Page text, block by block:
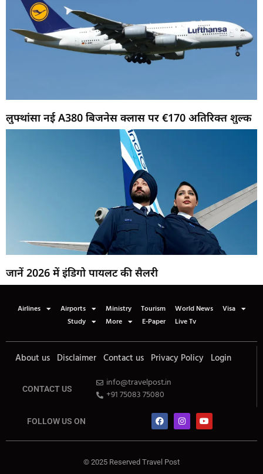
लुफ्थांसा नई A380 बिजनेस क्लास पर €170 अतिरिक्त शुल्क
जानें 2026 में इंडिगो पायलट की सैलरी
Airlines Airports Ministry Tourism World News
Visa
Study
More E-Paper Live Tv
About us Disclaimer Contact us Privacy Policy Login
CONTACT US
info@travelpost.in
+91 75083 75080
FOLLOW US ON
© 2025 Reserved Travel Post